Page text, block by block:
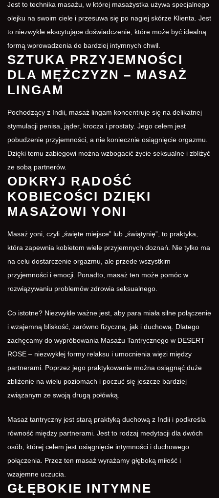
Jest to technika masażu, w której masażystka używa specjalnego
olejku na swoim ciele i przesuwa się po nagiej skórze Klienta. Jest
to niezwykle ekscytujące doświadczenie, które może być idealną
formą wprowadzenia do bardziej intymnych chwil.
SZTUKA PRZYJEMNOŚCI
DLA MĘŻCZYZN – MASAŻ
LINGAM
Pochodzący z Indii, masaż lingam koncentruje się na delikatnej
stymulacji penisa, jąder, krocza i prostaty. Jego celem jest
pobudzenie przyjemności, a nie koniecznie osiągnięcie orgazmu.
Dzięki temu zabiegowi można wzbogacić życie seksualne i zbliżyć
ze sobą partnerów.
ODKRYJ RADOŚĆ
KOBIECOŚCI DZIĘKI
MASAŻOWI YONI
Masaż yoni, czyli „święte miejsce” lub „świątynię”, to praktyka,
która zapewnia kobietom wiele przyjemnych doznań. Nie tylko ma
na celu dostarczenie orgazmu, ale przede wszystkim
przyjemności i emocji. Ponadto, masaż ten może pomóc w
rozwiązywaniu problemów zdrowia seksualnego.
Co istotne? Niezwykle ważne jest, aby para miała silne połączenie
i wzajemną bliskość, zarówno fizyczną, jak i duchową. Dlatego
zachęcamy do wypróbowania Masażu Tantrycznego w DESERT
ROSE – niezwykłej formy relaksu i umocnienia więzi między
partnerami. Poprzez jego praktykowanie można osiągnąć duże
zbliżenie na wielu poziomach i poczuć się jeszcze bardziej
związanym ze swoją drugą połówką.
Masaż tantryczny jest starą praktyką duchową z Indii i podkreśla
równość między partnerami. Jest to rodzaj medytacji dla dwóch
osób, której celem jest osiągnięcie intymności i duchowego
połączenia. Przez ten masaż wyrażamy głęboką miłość i
wzajemne uczucia.
GŁĘBOKIE INTYMNE